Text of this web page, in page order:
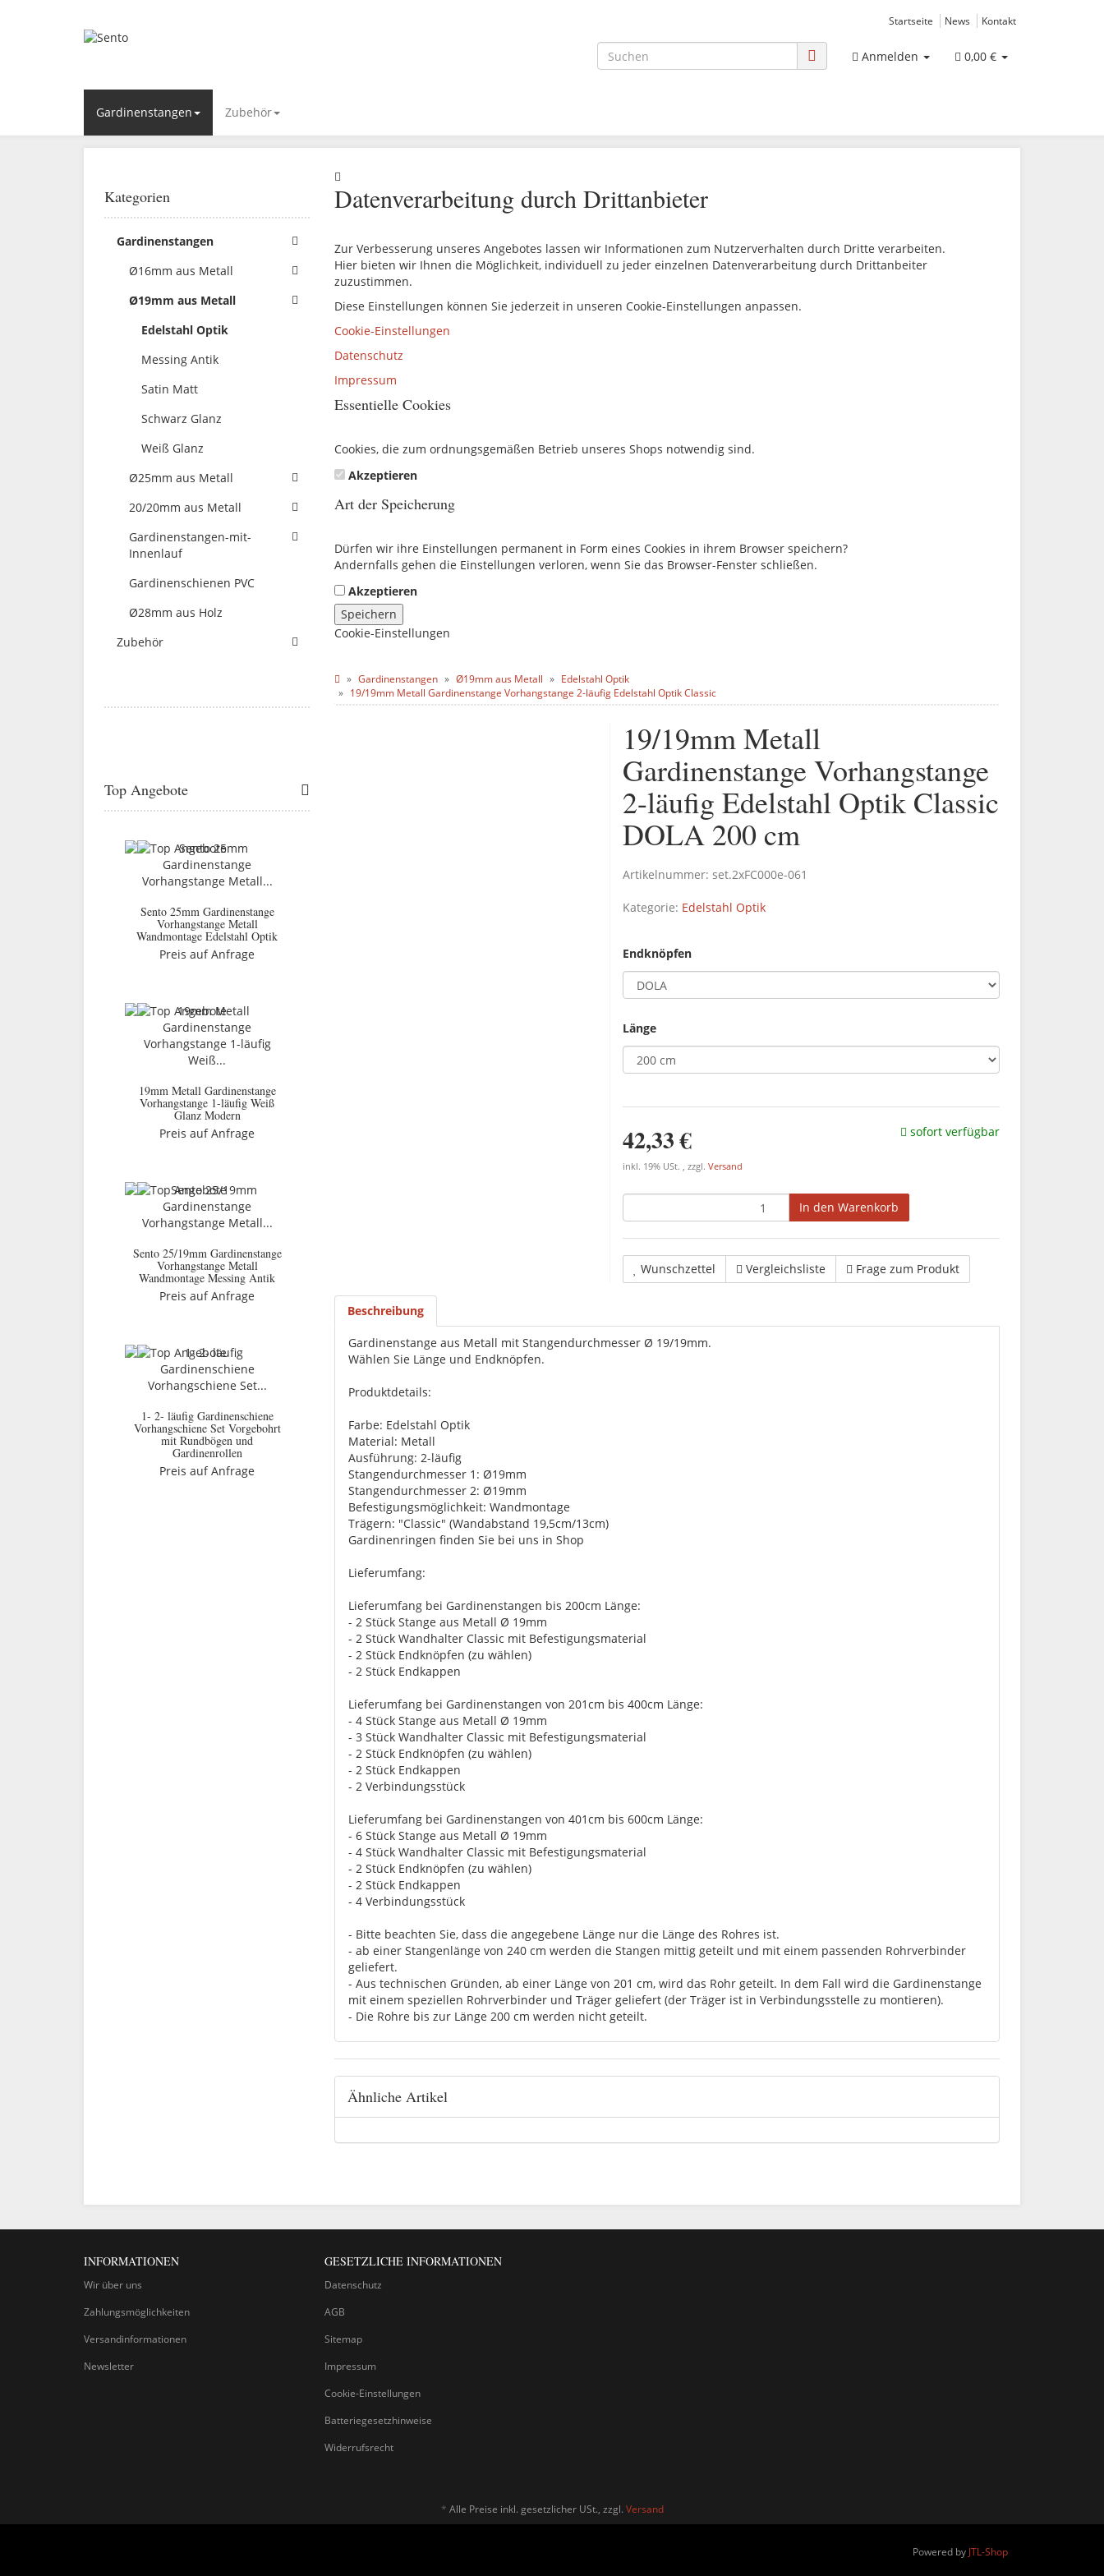
Startseite News Kontakt
Anmelden 0,00 €
Gardinenstangen Zubehör
Datenverarbeitung durch Drittanbieter
Zur Verbesserung unseres Angebotes lassen wir Informationen zum Nutzerverhalten durch Dritte verarbeiten.
Hier bieten wir Ihnen die Möglichkeit, individuell zu jeder einzelnen Datenverarbeitung durch Drittanbeiter
zuzustimmen.
Diese Einstellungen können Sie jederzeit in unseren Cookie-Einstellungen anpassen.
Cookie-Einstellungen
Datenschutz
Impressum
Essentielle Cookies
Cookies, die zum ordnungsgemäßen Betrieb unseres Shops notwendig sind.
Akzeptieren
Art der Speicherung
Dürfen wir ihre Einstellungen permanent in Form eines Cookies in ihrem Browser speichern?
Andernfalls gehen die Einstellungen verloren, wenn Sie das Browser-Fenster schließen.
Akzeptieren
Speichern
Cookie-Einstellungen
Gardinenstangen Ø19mm aus Metall
Edelstahl Optik
19/19mm Metall Gardinenstange Vorhangstange 2-läufig Edelstahl Optik Classic
19/19mm Metall
Gardinenstange Vorhangstange
2-läufig Edelstahl Optik Classic
DOLA 200 cm
Artikelnummer: set.2xFC000e-061
Kategorie: Edelstahl Optik
Endknöpfen
Länge
42,33 €
inkl. 19% USt. , zzgl. Versand
sofort verfügbar
In den Warenkorb
Wunschzettel Vergleichsliste Frage zum Produkt
Beschreibung
Gardinenstange aus Metall mit Stangendurchmesser Ø 19/19mm.
Wählen Sie Länge und Endknöpfen.
Produktdetails:
Farbe: Edelstahl Optik
Material: Metall
Ausführung: 2-läufig
Stangendurchmesser 1: Ø19mm
Stangendurchmesser 2: Ø19mm
Befestigungsmöglichkeit: Wandmontage
Trägern: "Classic" (Wandabstand 19,5cm/13cm)
Gardinenringen finden Sie bei uns in Shop
Lieferumfang:
Lieferumfang bei Gardinenstangen bis 200cm Länge:
- 2 Stück Stange aus Metall Ø 19mm
- 2 Stück Wandhalter Classic mit Befestigungsmaterial
- 2 Stück Endknöpfen (zu wählen)
- 2 Stück Endkappen
Lieferumfang bei Gardinenstangen von 201cm bis 400cm Länge:
- 4 Stück Stange aus Metall Ø 19mm
- 3 Stück Wandhalter Classic mit Befestigungsmaterial
- 2 Stück Endknöpfen (zu wählen)
- 2 Stück Endkappen
- 2 Verbindungsstück
Lieferumfang bei Gardinenstangen von 401cm bis 600cm Länge:
- 6 Stück Stange aus Metall Ø 19mm
- 4 Stück Wandhalter Classic mit Befestigungsmaterial
- 2 Stück Endknöpfen (zu wählen)
- 2 Stück Endkappen
- 4 Verbindungsstück
- Bitte beachten Sie, dass die angegebene Länge nur die Länge des Rohres ist.
- ab einer Stangenlänge von 240 cm werden die Stangen mittig geteilt und mit einem passenden Rohrverbinder
geliefert.
- Aus technischen Gründen, ab einer Länge von 201 cm, wird das Rohr geteilt. In dem Fall wird die Gardinenstange
mit einem speziellen Rohrverbinder und Träger geliefert (der Träger ist in Verbindungsstelle zu montieren).
- Die Rohre bis zur Länge 200 cm werden nicht geteilt.
Ähnliche Artikel
Kategorien
Gardinenstangen
Ø16mm aus Metall
Ø19mm aus Metall
Edelstahl Optik
Messing Antik
Satin Matt
Schwarz Glanz
Weiß Glanz
Ø25mm aus Metall
20/20mm aus Metall
Gardinenstangen-mit-
Innenlauf
Gardinenschienen PVC
Ø28mm aus Holz
Zubehör
Top Angebote
Sento 25mm Gardinenstange
Vorhangstange Metall
Wandmontage Edelstahl Optik
Preis auf Anfrage
19mm Metall Gardinenstange
Vorhangstange 1-läufig Weiß
Glanz Modern
Preis auf Anfrage
Sento 25/19mm Gardinenstange
Vorhangstange Metall
Wandmontage Messing Antik
Preis auf Anfrage
1- 2- läufig Gardinenschiene
Vorhangschiene Set Vorgebohrt
mit Rundbögen und
Gardinenrollen
Preis auf Anfrage
INFORMATIONEN
Wir über uns
Zahlungsmöglichkeiten
Versandinformationen
Newsletter
GESETZLICHE INFORMATIONEN
Datenschutz
AGB
Sitemap
Impressum
Cookie-Einstellungen
Batteriegesetzhinweise
Widerrufsrecht
* Alle Preise inkl. gesetzlicher USt., zzgl. Versand
Powered by JTL-Shop